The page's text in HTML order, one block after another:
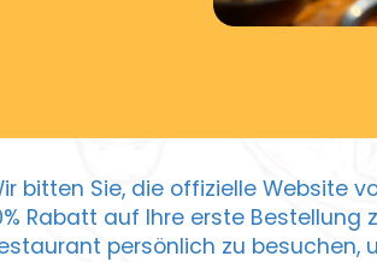
bitten Sie, die offizielle Website
Rabatt auf Ihre erste
persönlich zu besuchen,